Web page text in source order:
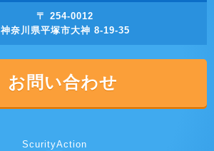
〒 254-0012
神奈川県平塚市大神 8-19-35
お問い合わせ
ScurityAction